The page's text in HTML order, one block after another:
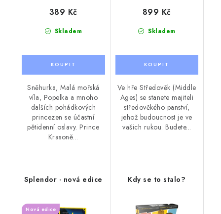
Skladem
389 Kč
Sněhurka, Malá mořská
víla, Popelka a mnoho
dalších pohádkových
princezen se účastní
pětidenní oslavy. Prince
Krasoně...
Skladem
899 Kč
Ve hře Středověk (Middle
Ages) se stanete majiteli
středověkého panství,
jehož budoucnost je ve
vašich rukou. Budete...
Splendor - nová edice
Nová edice
Kdy se to stalo?